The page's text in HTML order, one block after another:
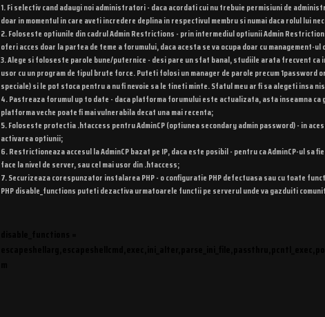
1. Fi selectiv cand adaugi noi administratori - daca acordati cui nu trebuie permisiuni de
doar in momentul in care aveti incredere deplina in respectivul membru si numai daca rolul lui
2. Foloseste optiunile din cadrul Admin Restrictions - prin intermediul optiunii Admin
oferi acces doar la partea de teme a forumului, daca acesta se va ocupa doar cu
3. Alege si foloseste parole bune/puternice - desi pare un sfat banal, studiile arata frecvent
usor cu un program de tipul brute force. Puteti folosi un manager de parole precum
speciale) si le pot stoca pentru a nu fi nevoie sa le tineti minte. Sfatul meu ar fi sa alegeti insa
4. Pastreaza forumul up to date - daca platforma forumului este actualizata, asta inseamna
platforma veche poate fi mai vulnerabila decat una mai recenta;
5. Foloseste protectia .htaccess pentru AdminCP (optiunea secondary admin password) - in
activarea optiunii;
6. Restrictioneaza accesul la AdminCP bazat pe IP, daca este posibil - pentru ca AdminCP-ul
face la nivel de server, sau cel mai usor din .htaccess;
7. Securizeaza corespunzator instalarea PHP - o configuratie PHP defectuasa sau cu toate
PHP disable_functions puteti dezactiva urmatoarele functii pe serverul unde va gazduiti